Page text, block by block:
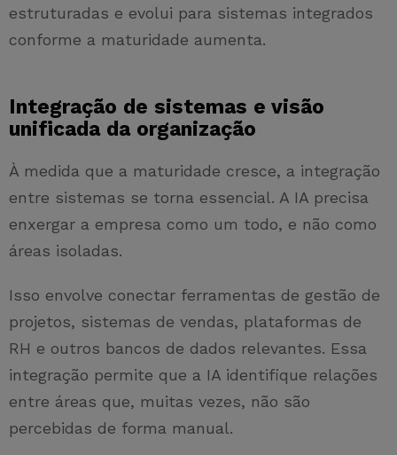
estruturadas e evolui para sistemas integrados
conforme a maturidade aumenta.
Integração de sistemas e visão
unificada da organização
À medida que a maturidade cresce, a integração
entre sistemas se torna essencial. A IA precisa
enxergar a empresa como um todo, e não como
áreas isoladas.
Isso envolve conectar ferramentas de gestão de
projetos, sistemas de vendas, plataformas de
RH e outros bancos de dados relevantes. Essa
integração permite que a IA identifique relações
entre áreas que, muitas vezes, não são
percebidas de forma manual.